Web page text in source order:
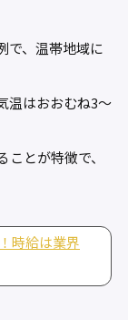
で、温帯地域に
温はおおむね3〜
とが特徴で、
時給は業界